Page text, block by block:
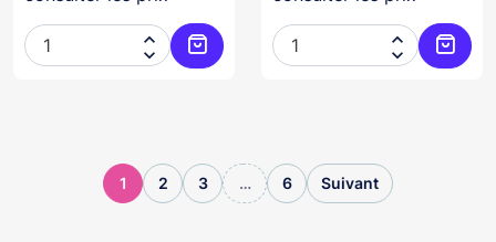


Ajouter au panier


1 2 3 … 6 Suivant